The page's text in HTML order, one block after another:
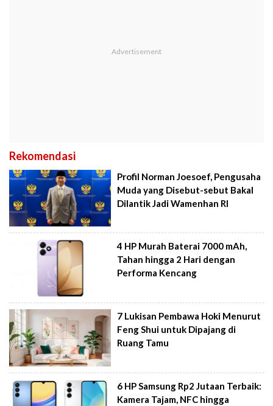
Rekomendasi
Profil Norman Joesoef, Pengusaha
Muda yang Disebut-sebut Bakal
Dilantik Jadi Wamenhan RI
4 HP Murah Baterai 7000 mAh,
Tahan hingga 2 Hari dengan
Performa Kencang
7 Lukisan Pembawa Hoki Menurut
Feng Shui untuk Dipajang di
Ruang Tamu
6 HP Samsung Rp2 Jutaan Terbaik:
Kamera Tajam, NFC hingga